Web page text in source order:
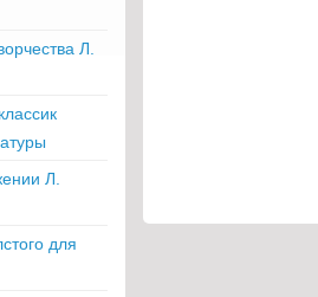
Л.
Л.
для